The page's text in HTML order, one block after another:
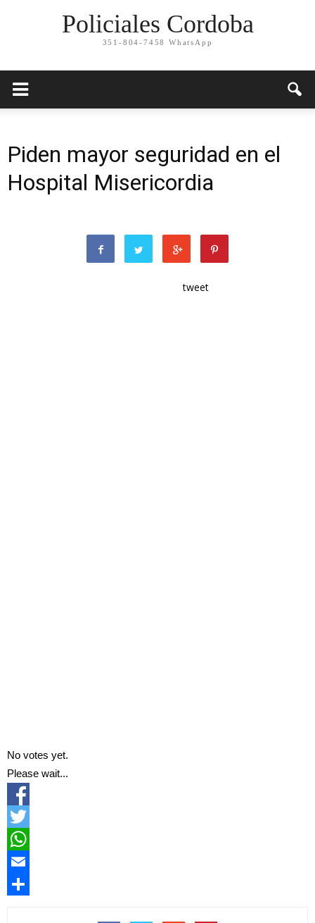
Policiales Cordoba
351-804-7458 WhatsApp
Piden mayor seguridad en el
Hospital Misericordia
tweet
No votes yet.
Please wait...
Facebook
Twitter
WhatsApp
Email